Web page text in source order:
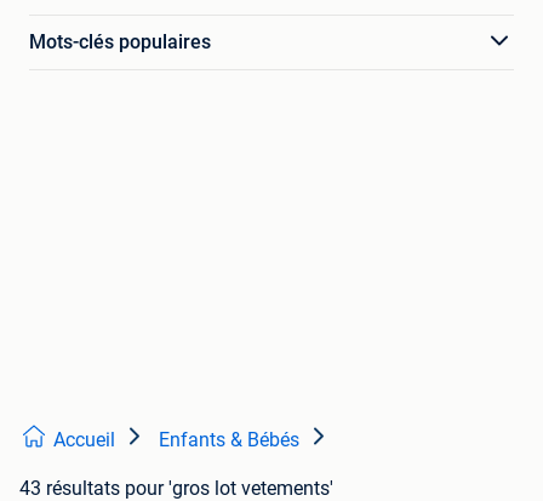
Mots-clés populaires
Accueil Enfants & Bébés
43 résultats pour 'gros lot vetements'